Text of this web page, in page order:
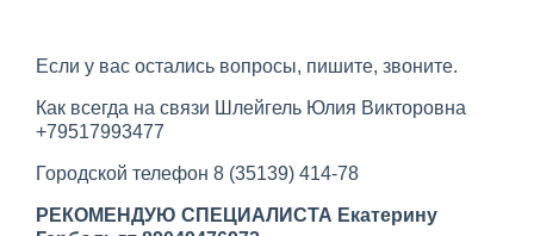
Если у вас остались вопросы, пишите, звоните.
Как всегда на связи Шлейгель Юлия Викторовна
+79517993477
Городской телефон 8 (35139) 414-78
РЕКОМЕНДУЮ СПЕЦИАЛИСТА Екатерину